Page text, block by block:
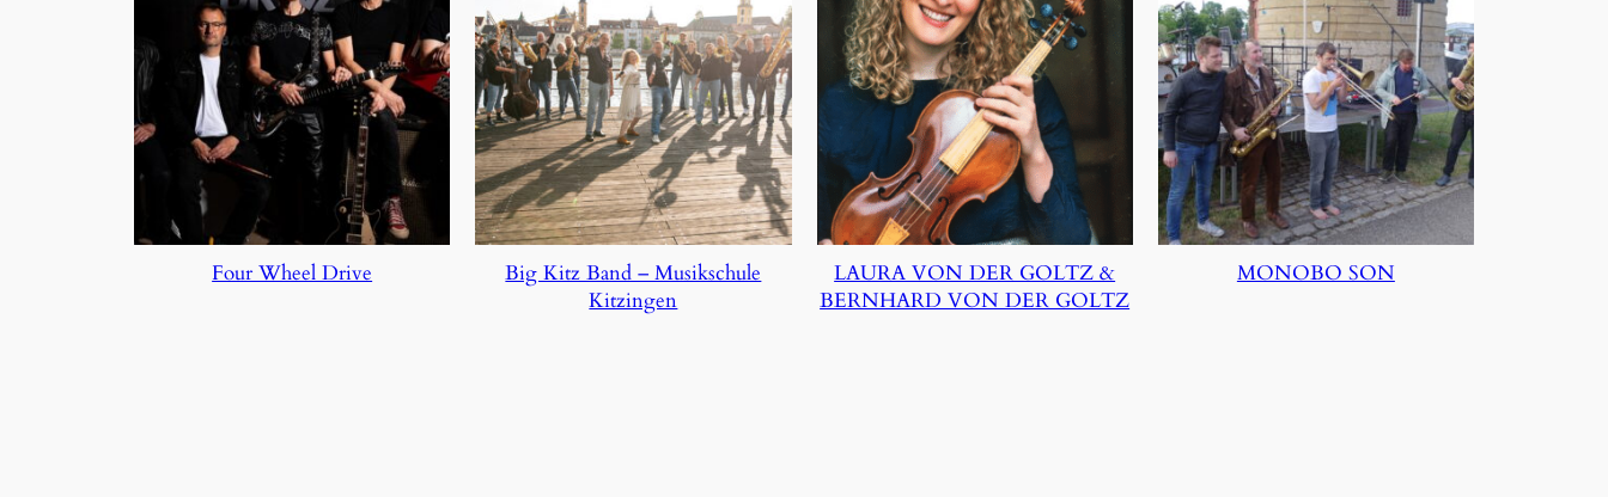
Four Wheel Drive
Big Kitz Band – Musikschule
Kitzingen
LAURA VON DER GOLTZ &
BERNHARD VON DER GOLTZ
MONOBO SON